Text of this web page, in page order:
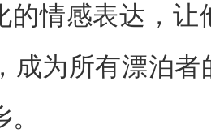
的情感表达，让
成为所有漂泊